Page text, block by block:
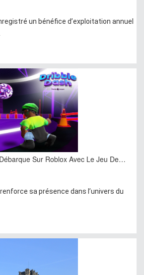
un bénéfice d’exploitation annuel
Sur Roblox Avec Le Jeu De…
sa présence dans l’univers du